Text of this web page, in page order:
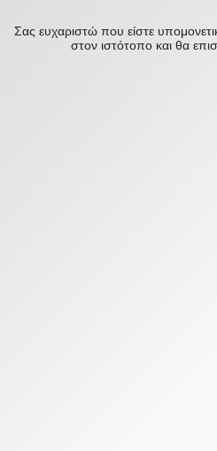
Σας ευχαριστώ που είστε
στον ιστότοπο και θα